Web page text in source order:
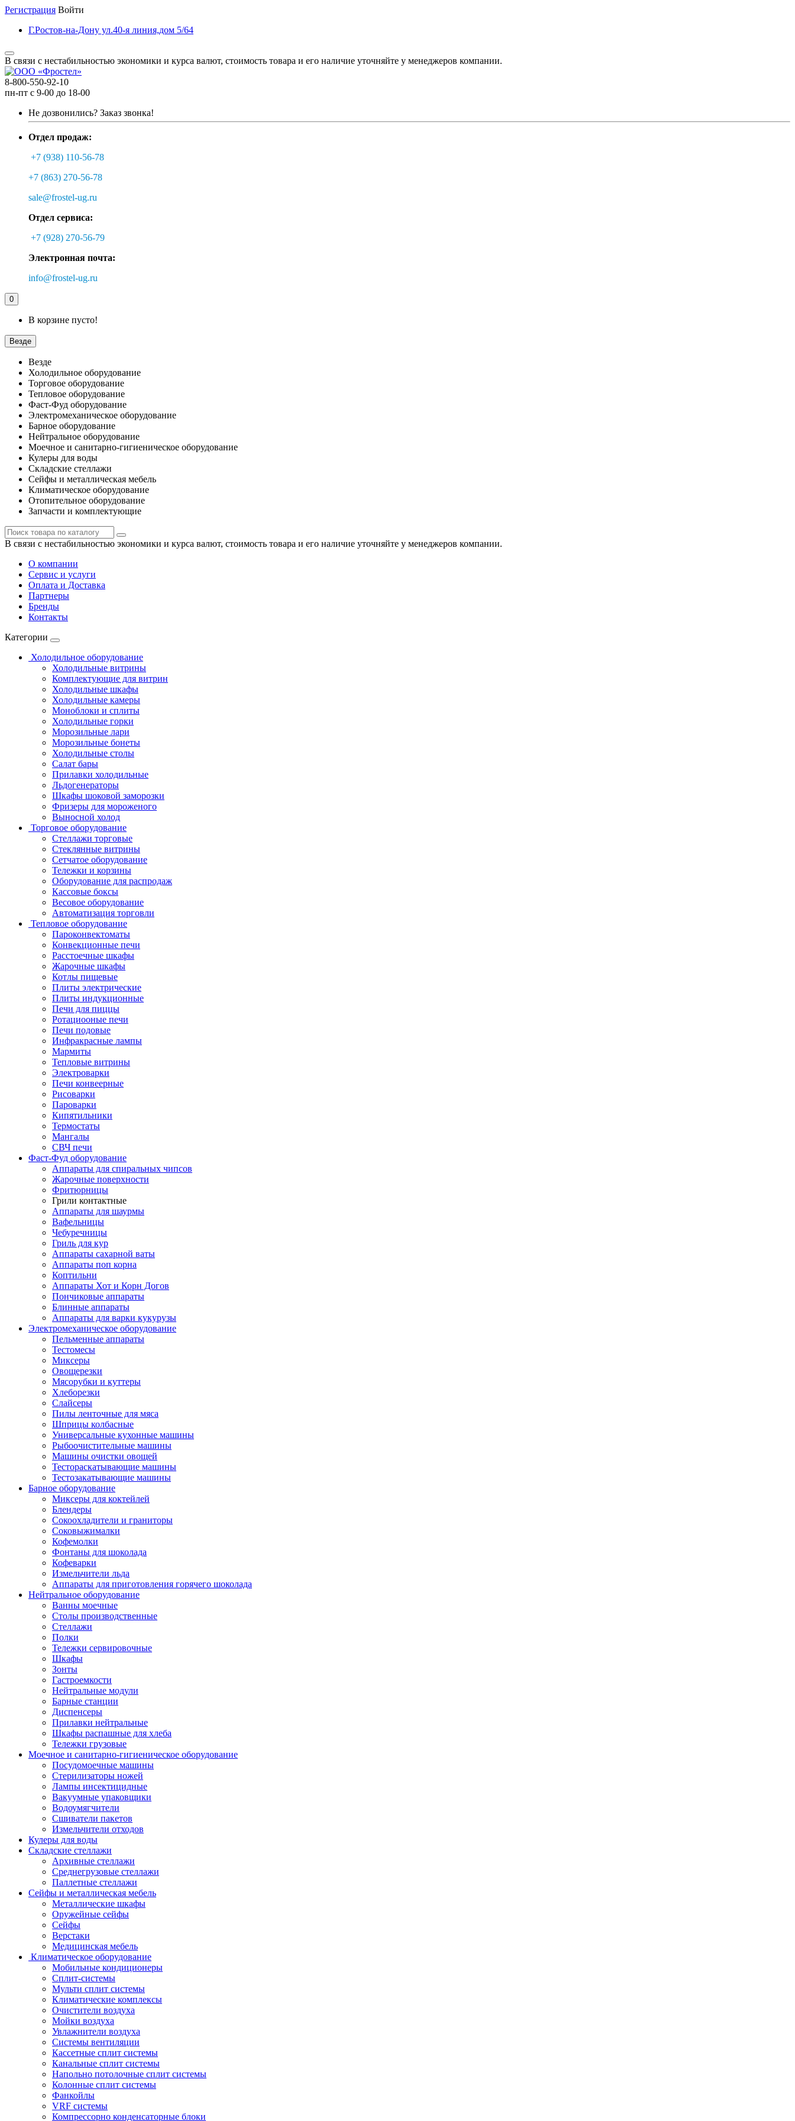
Регистрация Войти
Г.Ростов-на-Дону ул.40-я линия,дом 5/64
В связи с нестабильностью экономики и курса валют, стоимость товара и его наличие уточняйте у менеджеров компании.
8-800-550-92-10
пн-пт с 9-00 до 18-00
Не дозвонились? Заказ звонка!
Отдел продаж:
+7 (938) 110-56-78
+7 (863) 270-56-78
sale@frostel-ug.ru
Отдел сервиса:
+7 (928) 270-56-79
Электронная почта:
info@frostel-ug.ru
0
В корзине пусто!
Везде
Везде
Холодильное оборудование
Торговое оборудование
Тепловое оборудование
Фаст-Фуд оборудование
Электромеханическое оборудование
Барное оборудование
Нейтральное оборудование
Моечное и санитарно-гигиеническое оборудование
Кулеры для воды
Складские стеллажи
Сейфы и металлическая мебель
Климатическое оборудование
Отопительное оборудование
Запчасти и комплектующие
В связи с нестабильностью экономики и курса валют, стоимость товара и его наличие уточняйте у менеджеров компании.
О компании
Сервис и услуги
Оплата и Доставка
Партнеры
Бренды
Контакты
Категории
Холодильное оборудование
Холодильные витрины
Комплектующие для витрин
Холодильные шкафы
Холодильные камеры
Моноблоки и сплиты
Холодильные горки
Морозильные лари
Морозильные бонеты
Холодильные столы
Салат бары
Прилавки холодильные
Льдогенераторы
Шкафы шоковой заморозки
Фризеры для мороженого
Выносной холод
Торговое оборудование
Стеллажи торговые
Стеклянные витрины
Сетчатое оборудование
Тележки и корзины
Оборудование для распродаж
Кассовые боксы
Весовое оборудование
Автоматизация торговли
Тепловое оборудование
Пароконвектоматы
Конвекционные печи
Расстоечные шкафы
Жарочные шкафы
Котлы пищевые
Плиты электрические
Плиты индукционные
Печи для пиццы
Ротациооные печи
Печи подовые
Инфракрасные лампы
Мармиты
Тепловые витрины
Электроварки
Печи конвеерные
Рисоварки
Пароварки
Кипятильники
Термостаты
Мангалы
СВЧ печи
Фаст-Фуд оборудование
Аппараты для спиральных чипсов
Жарочные поверхности
Фритюрницы
Грили контактные
Аппараты для шаурмы
Вафельницы
Чебуречницы
Гриль для кур
Аппараты сахарной ваты
Аппараты поп корна
Коптильни
Аппараты Хот и Корн Догов
Пончиковые аппараты
Блинные аппараты
Аппараты для варки кукурузы
Электромеханическое оборудование
Пельменные аппараты
Тестомесы
Миксеры
Овощерезки
Мясорубки и куттеры
Хлеборезки
Слайсеры
Пилы ленточные для мяса
Шприцы колбасные
Универсальные кухонные машины
Рыбоочистительные машины
Машины очистки овощей
Тестораскатывающие машины
Тестозакатывающие машины
Барное оборудование
Миксеры для коктейлей
Блендеры
Сокоохладители и граниторы
Соковыжималки
Кофемолки
Фонтаны для шоколада
Кофеварки
Измельчители льда
Аппараты для приготовления горячего шоколада
Нейтральное оборудование
Ванны моечные
Столы производственные
Стеллажи
Полки
Тележки сервировочные
Шкафы
Зонты
Гастроемкости
Нейтральные модули
Барные станции
Диспенсеры
Прилавки нейтральные
Шкафы распашные для хлеба
Тележки грузовые
Моечное и санитарно-гигиеническое оборудование
Посудомоечные машины
Стерилизаторы ножей
Лампы инсектицидные
Вакуумные упаковщики
Водоумягчители
Сшиватели пакетов
Измельчители отходов
Кулеры для воды
Складские стеллажи
Архивные стеллажи
Среднегрузовые стеллажи
Паллетные стеллажи
Сейфы и металлическая мебель
Металлические шкафы
Оружейные сейфы
Сейфы
Верстаки
Медицинская мебель
Климатическое оборудование
Мобильные кондиционеры
Сплит-системы
Мульти сплит системы
Климатические комплексы
Очистители воздуха
Мойки воздуха
Увлажнители воздуха
Системы вентиляции
Кассетные сплит системы
Канальные сплит системы
Напольно потолочные сплит системы
Колонные сплит системы
Фанкойлы
VRF системы
Компрессорно конденсаторные блоки